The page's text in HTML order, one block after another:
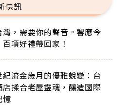
快訊
灣，需要你的聲音。響應今
項好禮帶回家！
紀流金歲月的優雅蛻變：台
店揉合老屋靈魂，釀造國際
憶